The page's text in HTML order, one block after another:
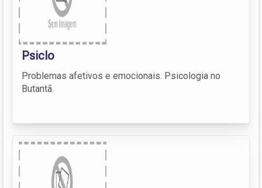
Psiclo
Problemas afetivos e emocionais. Psicologia no
Butantã.